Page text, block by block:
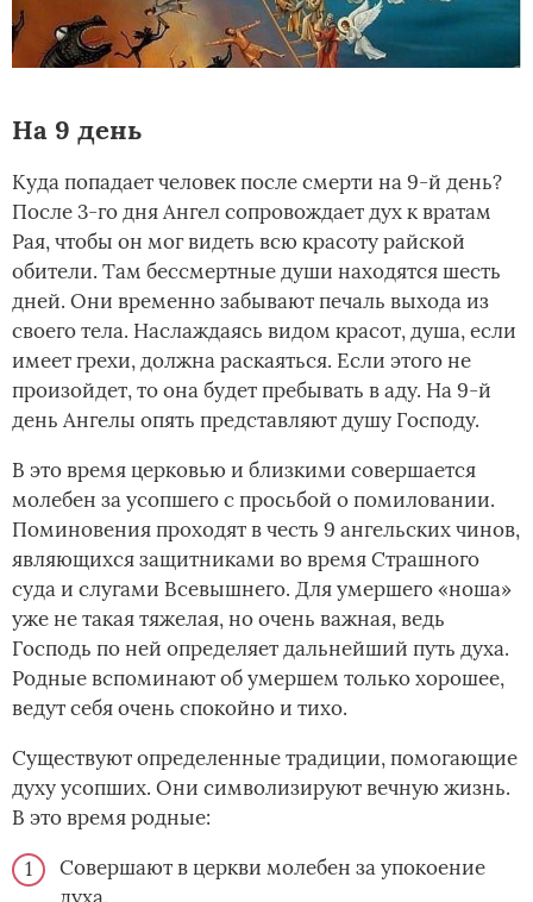
На 9 день
Куда попадает человек после смерти на 9-й день?
После 3-го дня Ангел сопровождает дух к вратам
Рая, чтобы он мог видеть всю красоту райской
обители. Там бессмертные души находятся шесть
дней. Они временно забывают печаль выхода из
своего тела. Наслаждаясь видом красот, душа, если
имеет грехи, должна раскаяться. Если этого не
произойдет, то она будет пребывать в аду. На 9-й
день Ангелы опять представляют душу Господу.
В это время церковью и близкими совершается
молебен за усопшего с просьбой о помиловании.
Поминовения проходят в честь 9 ангельских чинов,
являющихся защитниками во время Страшного
суда и слугами Всевышнего. Для умершего «ноша»
уже не такая тяжелая, но очень важная, ведь
Господь по ней определяет дальнейший путь духа.
Родные вспоминают об умершем только хорошее,
ведут себя очень спокойно и тихо.
Существуют определенные традиции, помогающие
духу усопших. Они символизируют вечную жизнь.
В это время родные:
Совершают в церкви молебен за упокоение